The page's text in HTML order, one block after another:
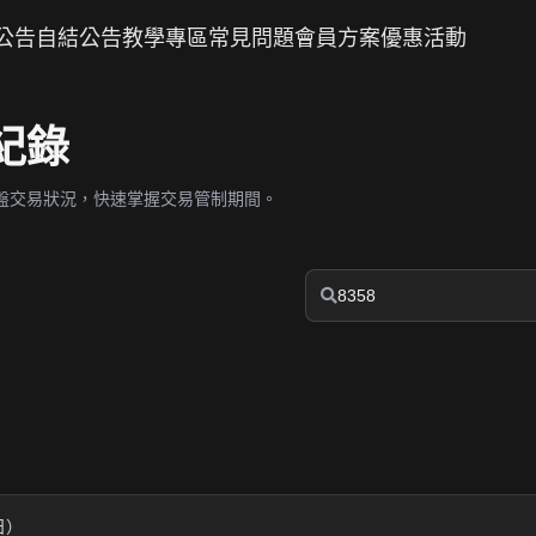
告 自結公告教學專區常見問題會員方案優惠活動
錄
易狀況，快速掌握交易管制期間。